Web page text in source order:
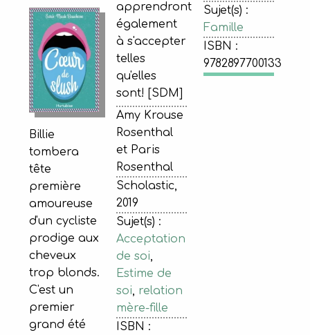
apprendront
également
à s'accepter
telles
qu'elles
sont! [SDM]
Amy Krouse
Rosenthal
et Paris
Rosenthal
Scholastic,
2019
Sujet(s) :
Acceptation
de soi,
Estime de
soi, relation
mère-fille
ISBN :
Sujet(s) :
Famille
ISBN :
9782897700133
Billie
tombera
tête
première
amoureuse
d'un cycliste
prodige aux
cheveux
trop blonds.
C'est un
premier
grand été